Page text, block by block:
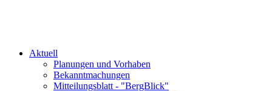
Aktuell
Planungen und Vorhaben
Bekanntmachungen
Mitteilungsblatt - "BergBlick"